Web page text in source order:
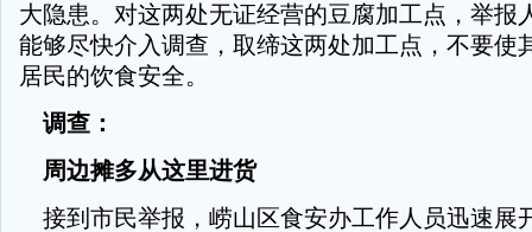
大隐患。对这两处无证经营的豆腐加工点，举报
能够尽快介入调查，取缔这两处加工点，不要使
居民的饮食安全。
调查：
周边摊多从这里进货
接到市民举报，崂山区食安办工作人员迅速展